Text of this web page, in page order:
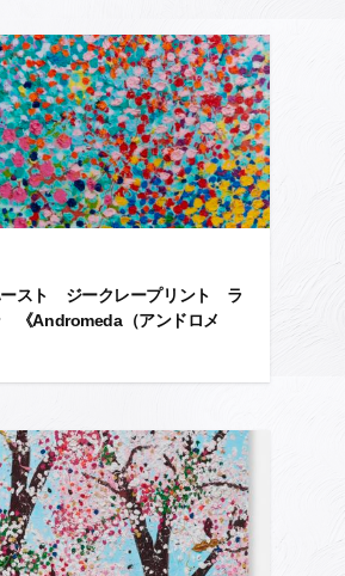
ースト ジークレープリント ラ
《Andromeda（アンドロメ